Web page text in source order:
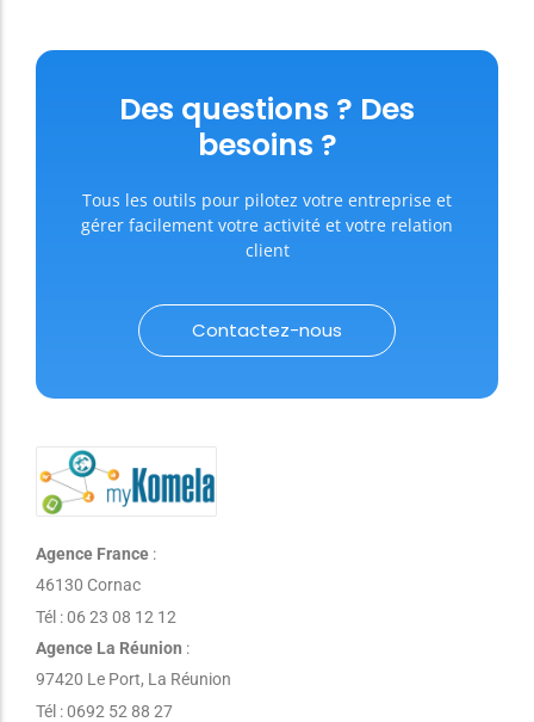
Des questions ? Des
besoins ?
Tous les outils pour pilotez votre entreprise et
gérer facilement votre activité et votre relation
client
Contactez-nous
Agence France :
46130 Cornac
Tél : 06 23 08 12 12
Agence La Réunion :
97420 Le Port, La Réunion
Tél : 0692 52 88 27